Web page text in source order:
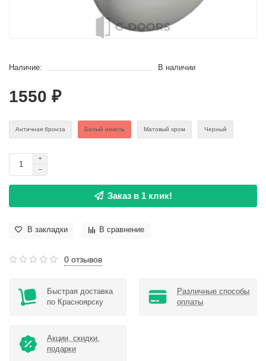
Наличие: В наличии
1550 ₽
Античная бронза Белый никель Матовый хром Черный
Заказ в 1 клик!
В закладки В сравнение
0 отзывов
Быстрая доставка
по Красноярску
Различные способы
оплаты
Акции, скидки,
подарки